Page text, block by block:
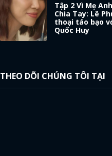
Tập 2 Vì Mẹ
Chia Tay: Lê
thoại táo bạo
Quốc Huy
THEO DÕI CHÚNG TÔI TẠI